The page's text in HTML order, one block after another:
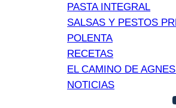
PASTA INTEGRAL
SALSAS Y PESTOS
POLENTA
RECETAS
EL CAMINO DE
NOTICIAS